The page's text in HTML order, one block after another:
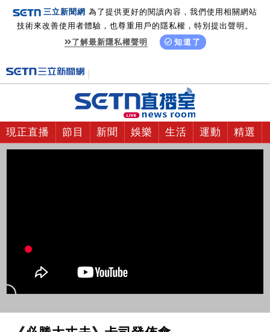
三立新聞網 為了提供更好的閱讀內容，我們使用相關網站
技術來改善使用者體驗，也尊重用戶的隱私權，特別提出聲明。
了解最新隱私權聲明
知道了
現正直播 節目 新聞 娛樂 生活 運動 精選